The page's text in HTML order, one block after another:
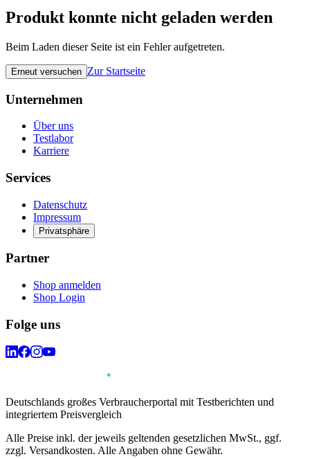
Produkt konnte nicht geladen werden
Beim Laden dieser Seite ist ein Fehler aufgetreten.
Erneut versuchen Zur Startseite
Unternehmen
Über uns
Testlabor
Karriere
Services
Datenschutz
Impressum
Privatsphäre
Partner
Shop anmelden
Shop Login
Folge uns
Deutschlands großes Verbraucherportal mit Testberichten und
integriertem Preisvergleich
Alle Preise inkl. der jeweils geltenden gesetzlichen MwSt., ggf.
zzgl. Versandkosten. Alle Angaben ohne Gewähr.